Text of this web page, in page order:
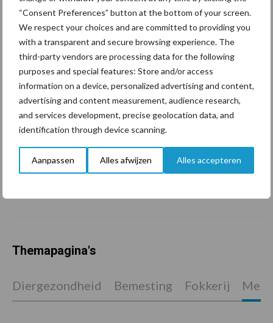
“Consent Preferences” button at the bottom of your screen.
We respect your choices and are committed to providing you
with a transparent and secure browsing experience. The
third-party vendors are processing data for the following
purposes and special features: Store and/or access
information on a device, personalized advertising and content,
advertising and content measurement, audience research,
and services development, precise geolocation data, and
identification through device scanning.
Aanpassen Alles afwijzen Alles accepteren
marktaandeel groeien in
krimpende Nederlandse
markt
Tien praktische tips voor
een langere levensduur
“Vraag naar praktische
hygieneoplossingen is in
Themapagina's
Diergezondheid Bemesting Fokkerij